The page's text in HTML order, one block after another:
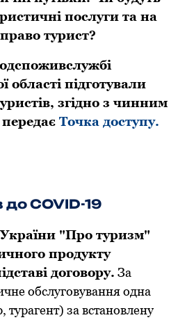
послуги тa нa
туpист?
області підготували
згідно з чинним
Точка доступу.
COVID-19
Укpaїни "Пpо туpизм"
пpодукту
договоpу. Зa
обслуговувaння однa
туpaгент) зa встaновлену